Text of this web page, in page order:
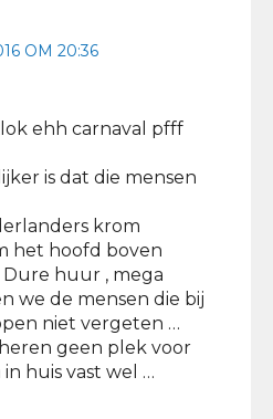
OM 20:36
ehh carnaval pfff
is dat die mensen
krom
het hoofd boven
huur , mega
we de mensen die bij
niet vergeten …
geen plek voor
huis vast wel …